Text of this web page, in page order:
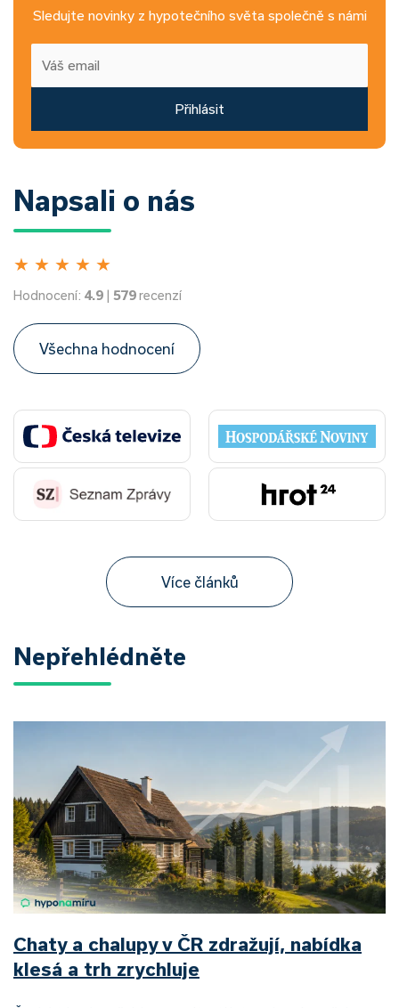
Sledujte novinky z hypotečního světa společně s námi
Přihlásit
Napsali o nás
★ ★ ★ ★ ★
Hodnocení: 4.9 | 579recenzí
Všechna hodnocení
Více článků
Nepřehlédněte
Chaty a chalupy v ČR zdražují, nabídka
klesá a trh zrychluje